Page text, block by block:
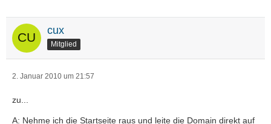
cux
Mitglied
2. Januar 2010 um 21:57
zu...
A: Nehme ich die Startseite raus und leite die Domain direkt auf